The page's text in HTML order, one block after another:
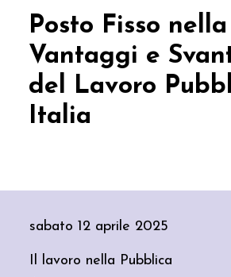
Posto Fisso nella
Vantaggi e
del Lavoro
Italia
sabato 12 aprile 2025
Il lavoro nella Pubblica